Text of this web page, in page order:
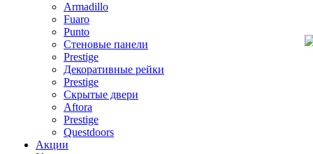
Armadillo
Fuaro
Punto
Стеновые панели
Prestige
Декоративные рейки
Prestige
Скрытые двери
Aftora
Prestige
Questdoors
Акции